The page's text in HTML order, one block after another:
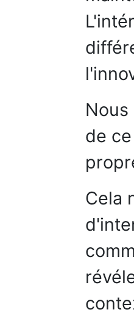
de
Cela